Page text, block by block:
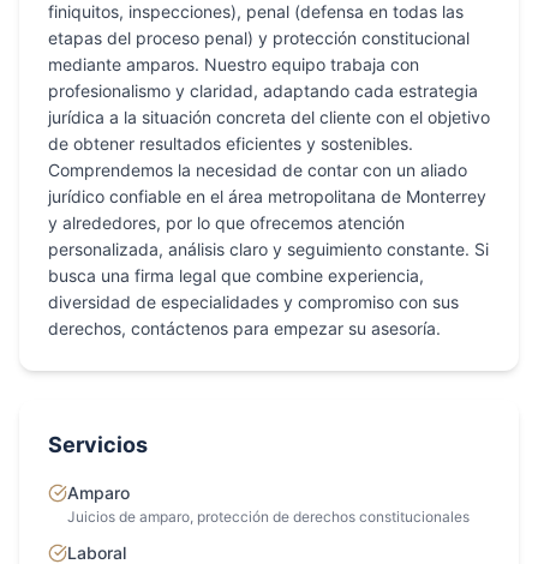
finiquitos, inspecciones), penal (defensa en todas las
etapas del proceso penal) y protección constitucional
mediante amparos. Nuestro equipo trabaja con
profesionalismo y claridad, adaptando cada estrategia
jurídica a la situación concreta del cliente con el objetivo
de obtener resultados eficientes y sostenibles.
Comprendemos la necesidad de contar con un aliado
jurídico confiable en el área metropolitana de Monterrey
y alrededores, por lo que ofrecemos atención
personalizada, análisis claro y seguimiento constante. Si
busca una firma legal que combine experiencia,
diversidad de especialidades y compromiso con sus
derechos, contáctenos para empezar su asesoría.
Servicios
Amparo
Juicios de amparo, protección de derechos constitucionales
Laboral